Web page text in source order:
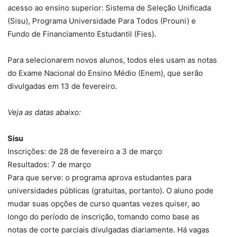
acesso ao ensino superior: Sistema de Seleção Unificada
(Sisu), Programa Universidade Para Todos (Prouni) e
Fundo de Financiamento Estudantil (Fies).
Para selecionarem novos alunos, todos eles usam as notas
do Exame Nacional do Ensino Médio (Enem), que serão
divulgadas em 13 de fevereiro.
Veja as datas abaixo:
Sisu
Inscrições: de 28 de fevereiro a 3 de março
Resultados: 7 de março
Para que serve: o programa aprova estudantes para
universidades públicas (gratuitas, portanto). O aluno pode
mudar suas opções de curso quantas vezes quiser, ao
longo do período de inscrição, tomando como base as
notas de corte parciais divulgadas diariamente. Há vagas